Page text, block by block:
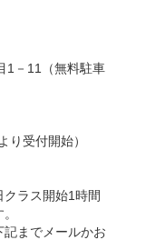
1－11（無料駐車
り受付開始）
クラス開始1時間
記までメールかお